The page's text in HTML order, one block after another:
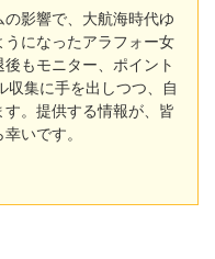
影響で、大航海時代ゆ
になったアラフォー女
もモニター、ポイント
収集に手を出しつつ、自
。提供する情報が、皆
いです。